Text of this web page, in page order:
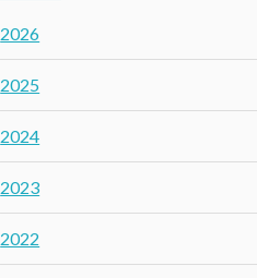
2026
2025
2024
2023
2022